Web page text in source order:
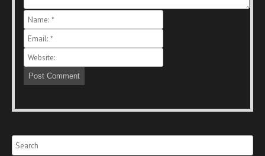
Search